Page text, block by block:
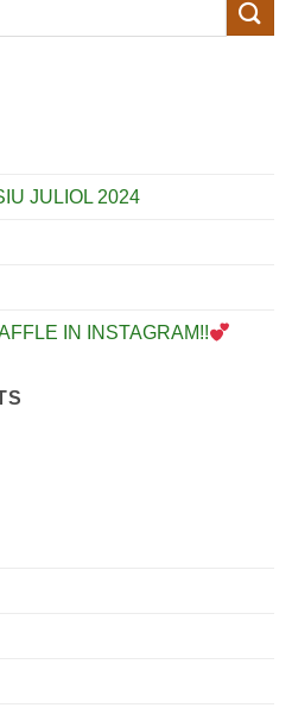
JULIOL 2024
IN INSTAGRAM!!